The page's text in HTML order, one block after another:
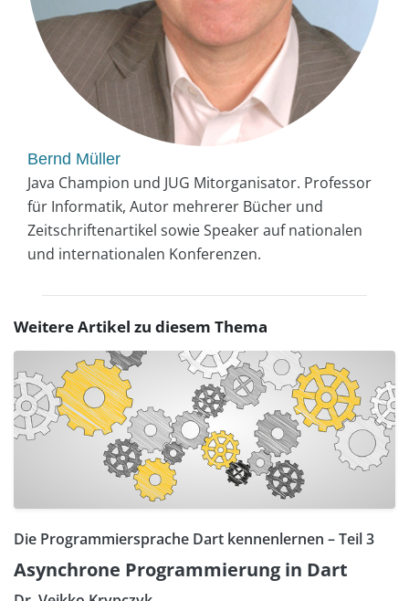
Bernd Müller
Java Champion und JUG Mitorganisator. Professor
für Informatik, Autor mehrerer Bücher und
Zeitschriftenartikel sowie Speaker auf nationalen
und internationalen Konferenzen.
Weitere Artikel zu diesem Thema
Die Programmiersprache Dart kennenlernen – Teil 3
Asynchrone Programmierung in Dart